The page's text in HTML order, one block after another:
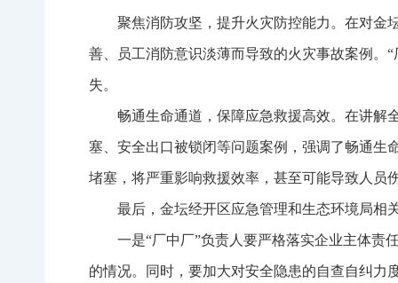
聚焦消防攻坚，提升火灾防控能力。在对金
善、员工消防意识淡薄而导致的火灾事故案例。
失。
畅通生命通道，保障应急救援高效。在讲解
塞、安全出口被锁闭等问题案例，强调了畅通生
堵塞，将严重影响救援效率，甚至可能导致人员
最后，金坛经开区应急管理和生态环境局相
一是“厂中厂”负责人要严格落实企业主体责
的情况。同时，要加大对安全隐患的自查自纠力